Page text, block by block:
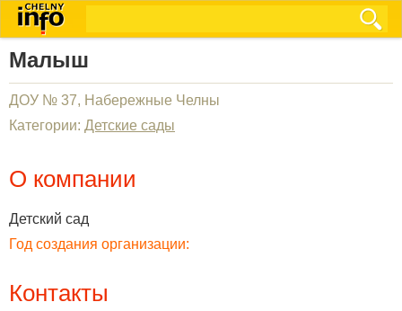
Малыш
ДОУ № 37, Набережные Челны
Категории: Детские сады
О компании
Детский сад
Год создания организации:
Контакты